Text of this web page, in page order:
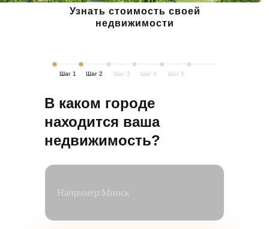
В каком городе
находится ваша
недвижимость?
Узнать стоимость своей
недвижимости
Шаг 1 Шаг 2 Шаг 3 Шаг 4 Шаг 5
Брокер в вашем городе
проконтролирует сделку. Офисы в 6 городах —
не нужно ездить.
Цена под контролем
максимальной рыночной цене — от этого